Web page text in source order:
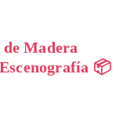
de Madera
📦